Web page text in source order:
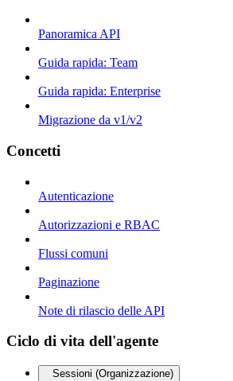
Panoramica API
Guida rapida: Team
Guida rapida: Enterprise
Migrazione da v1/v2
Concetti
Autenticazione
Autorizzazioni e RBAC
Flussi comuni
Paginazione
Note di rilascio delle API
Ciclo di vita dell'agente
Sessioni (Organizzazione)